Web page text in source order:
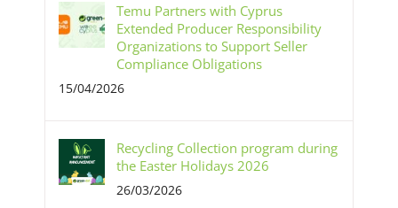
Temu Partners with Cyprus
Extended Producer Responsibility
Organizations to Support Seller
Compliance Obligations
15/04/2026
Recycling Collection program during
the Easter Holidays 2026
26/03/2026